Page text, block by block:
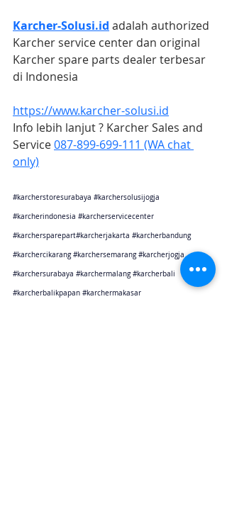
Karcher-Solusi.id adalah authorized
Karcher service center dan original
Karcher spare parts dealer terbesar
di Indonesia
https://www.karcher-solusi.id
Info lebih lanjut ? Karcher Sales and
Service 087-899-699-111 (WA chat
only)
#karcherstoresurabaya #karchersolusijogja
#karcherindonesia #karcherservicecenter
#karchersparepart#karcherjakarta #karcherbandung
#karchercikarang #karchersemarang #karcherjogja
#karchersurabaya #karchermalang #karcherbali
#karcherbalikpapan #karchermakasar